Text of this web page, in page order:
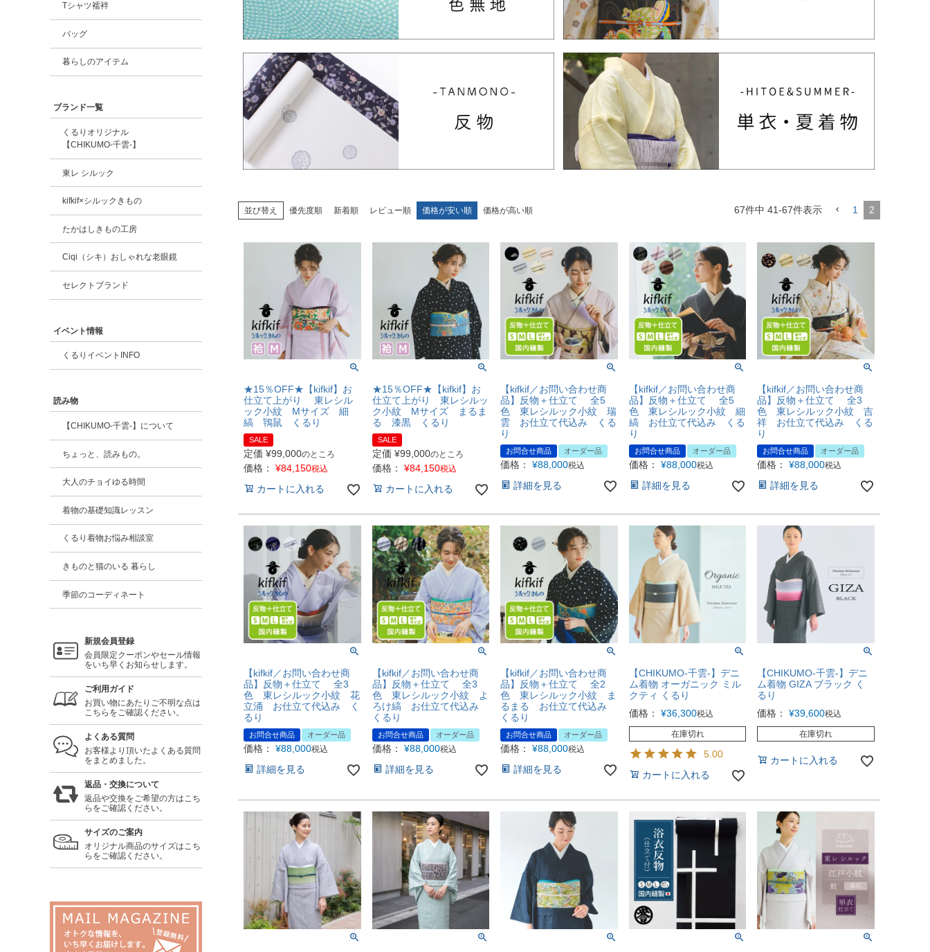
Tシャツ襦袢
バッグ
暮らしのアイテム
ブランド一覧
くるりオリジナル
【CHIKUMO-千雲-】
東レ シルック
kifkif×シルックきもの
たかはしきもの工房
Ciqi（シキ）おしゃれな老眼鏡
セレクトブランド
イベント情報
くるりイベントINFO
読み物
【CHIKUMO-千雲-】について
ちょっと、読みもの。
大人のチョイゆる時間
着物の基礎知識レッスン
くるり着物お悩み相談室
きものと猫のいる 暮らし
季節のコーディネート
新規会員登録
会員限定クーポンやセール情報
をいち早くお知らせします。
ご利用ガイド
お買い物にあたりご不明な点は
こちらをご確認ください。
よくある質問
お客様より頂いたよくある質問
をまとめました。
返品・交換について
返品や交換をご希望の方はこち
らをご確認ください。
サイズのご案内
オリジナル商品のサイズはこち
らをご確認ください。
並び替え 優先度順 新着順 レビュー順 価格が安い順 価格が高い順 67件中 41-67件表示 1 2
★15％OFF★【kifkif】お
仕立て上がり 東レシル
ック小紋 Mサイズ 細
縞 鴇鼠 くるり
SALE
定価 ¥99,000のところ
価格： ¥84,150税込
カートに入れる
★15％OFF★【kifkif】お
仕立て上がり 東レシルッ
ク小紋 Mサイズ まるま
る 漆黒 くるり
SALE
定価 ¥99,000のところ
価格： ¥84,150税込
カートに入れる
【kifkif／お問い合わせ商
品】反物＋仕立て 全5
色 東レシルック小紋 瑞
雲 お仕立て代込み くる
り
お問合せ商品 オーダー品
価格： ¥88,000税込
詳細を見る
【kifkif／お問い合わせ商
品】反物＋仕立て 全5
色 東レシルック小紋 細
縞 お仕立て代込み くる
り
お問合せ商品 オーダー品
価格： ¥88,000税込
詳細を見る
【kifkif／お問い合わせ商
品】反物＋仕立て 全3
色 東レシルック小紋 吉
祥 お仕立て代込み くる
り
お問合せ商品 オーダー品
価格： ¥88,000税込
詳細を見る
【kifkif／お問い合わせ商
品】反物＋仕立て 全3
色 東レシルック小紋 花
立涌 お仕立て代込み く
るり
お問合せ商品 オーダー品
価格： ¥88,000税込
詳細を見る
【kifkif／お問い合わせ商
品】反物＋仕立て 全3
色 東レシルック小紋 よ
ろけ縞 お仕立て代込み
くるり
お問合せ商品 オーダー品
価格： ¥88,000税込
詳細を見る
【kifkif／お問い合わせ商
品】反物＋仕立て 全2
色 東レシルック小紋 ま
るまる お仕立て代込み
くるり
お問合せ商品 オーダー品
価格： ¥88,000税込
詳細を見る
【CHIKUMO-千雲-】デニ
ム着物 オーガニック ミル
クティ くるり
価格：
¥36,300税込
在庫切れ
5.00
カートに入れる
【CHIKUMO-千雲-】デニ
ム着物 GIZA ブラック く
るり
価格：
¥39,600税込
在庫切れ
カートに入れる